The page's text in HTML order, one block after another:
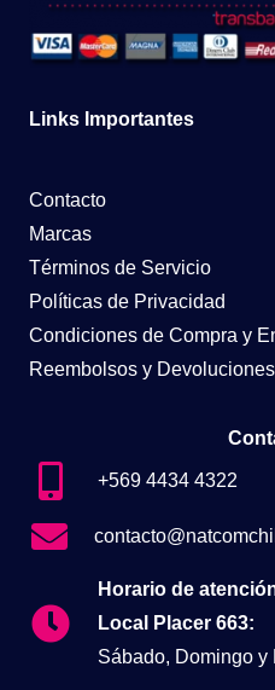
Links Importantes
Contacto
Marcas
Términos de Servicio
Políticas de Privacidad
Condiciones de Compra y
Reembolsos y Devoluciones
+569 4434 4322
Horario de
Local Placer 663:
Sábado, Domingo y